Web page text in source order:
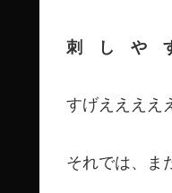
刺 し や
すげええええ
それでは、ま